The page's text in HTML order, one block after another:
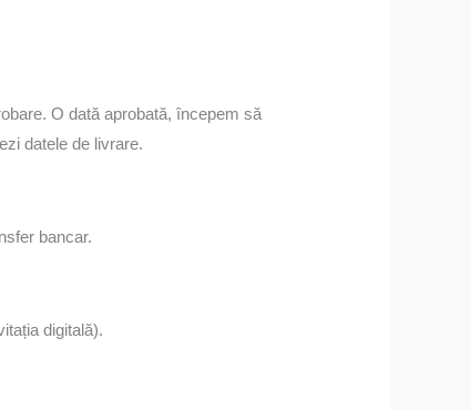
O dată aprobată, începem să
datele de livrare.
bancar.
digitală).